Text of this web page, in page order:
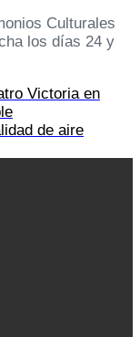
Culturales
los días 24 y
Victoria en
de aire